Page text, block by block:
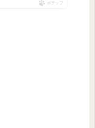
ポチップ